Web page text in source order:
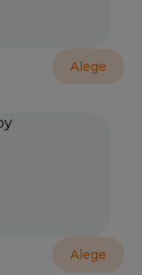
Alege
Alege